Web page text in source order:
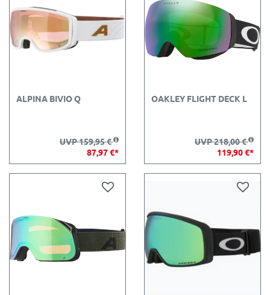
ALPINA BIVIO Q
UVP 159,95 €
87,97 €*
OAKLEY FLIGHT DECK L
UVP 218,00 €
119,90 €*